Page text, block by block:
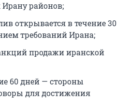
районов;
открывается в течение 30
требований Ирана;
продажи иранской
60 дней — стороны
для достижения